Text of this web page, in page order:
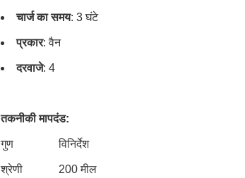
चार्ज का समय: 3 घंटे
प्रकार: वैन
दरवाजे: 4
तकनीकी मापदंड:
गुण विनिर्देश
श्रेणी 200 मील